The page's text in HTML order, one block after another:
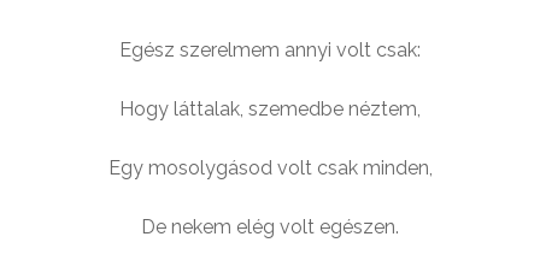
Egész szerelmem annyi volt csak:
Hogy láttalak, szemedbe néztem,
Egy mosolygásod volt csak minden,
De nekem elég volt egészen.